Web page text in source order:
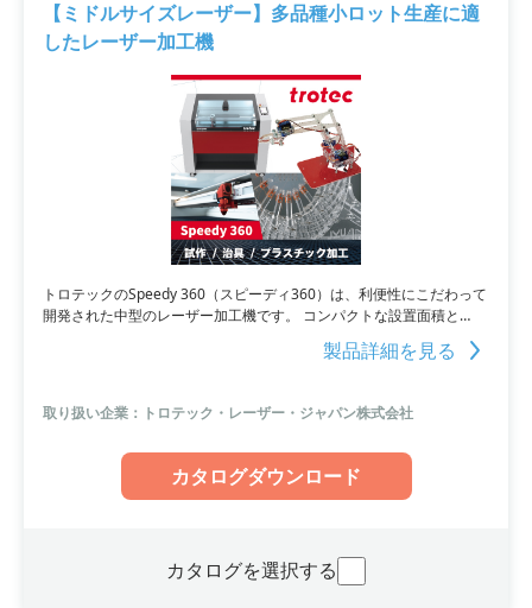
【ミドルサイズレーザー】多品種小ロット生産に適
したレーザー加工機
トロテックのSpeedy 360（スピーディ360）は、利便性にこだわって
開発された中型のレーザー加工機です。 コンパクトな設置面積と
180℃開口のフロントパネル、排気効率に優れた設計で安定した加工
製品詳細を見る
取り扱い企業：トロテック・レーザー・ジャパン株式会社
カタログダウンロード
カタログを選択する